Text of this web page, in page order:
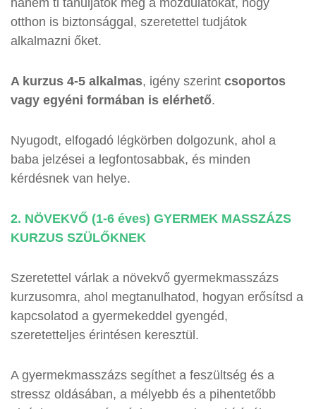
hanem ti tanuljátok meg a mozdulatokat, hogy
otthon is biztonsággal, szeretettel tudjátok
alkalmazni őket.
A kurzus 4-5 alkalmas, igény szerint csoportos
vagy egyéni formában is elérhető.
Nyugodt, elfogadó légkörben dolgozunk, ahol a
baba jelzései a legfontosabbak, és minden
kérdésnek van helye.
2. NÖVEKVŐ (1-6 éves) GYERMEK MASSZÁZS
KURZUS SZÜLŐKNEK
Szeretettel várlak a növekvő gyermekmasszázs
kurzusomra, ahol megtanulhatod, hogyan erősítsd a
kapcsolatod a gyermekeddel gyengéd,
szeretetteljes érintésen keresztül.
A gyermekmasszázs segíthet a feszültség és a
stressz oldásában, a mélyebb és a pihentetőbb